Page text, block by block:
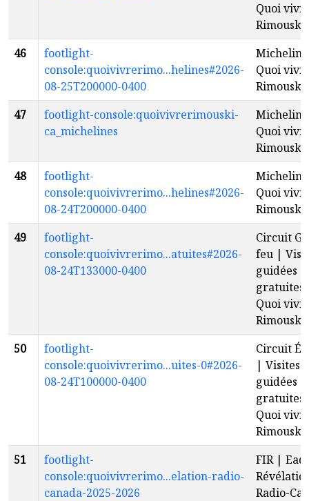
Quoi
Rimouski
46
footlight-
console:quoivivrerimo...helines#2026-
08-25T200000-0400
Quoi
Rimouski
47
footlight-console:quoivivrerimouski-
ca_michelines
Quoi
Rimouski
48
footlight-
console:quoivivrerimo...helines#2026-
08-24T200000-0400
Quoi
Rimouski
49
footlight-
console:quoivivrerimo...atuites#2026-
08-24T133000-0400
Circuit
feu |
guidées
Quoi
Rimouski
50
footlight-
console:quoivivrerimo...uites-0#2026-
08-24T100000-0400
Circuit
| Visites
guidées
Quoi
Rimouski
51
footlight-
console:quoivivrerimo...elation-radio-
canada-2025-2026
FIR |
Radio-